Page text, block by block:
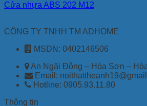
Cửa nhựa ABS 202 M12
CÔNG TY TNHH TM ADHOME
MSDN: 0402146506
An Ngãi Đông – Hòa Sơn –
Email:
Hotline: 0905.93.11.80
Thông tin